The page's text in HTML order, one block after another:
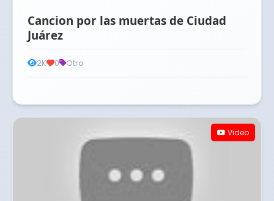
Cancion por las muertas de Ciudad
Juárez
2K 0 Otro
Video